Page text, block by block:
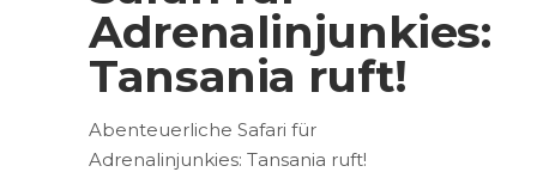
Adrenalinjunkies:
Tansania ruft!
Abenteuerliche Safari für
Adrenalinjunkies: Tansania ruft!